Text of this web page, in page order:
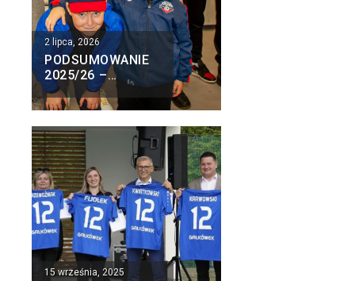
2 lipca, 2026
PODSUMOWANIE
2025/26 –
SENIORZY I
DRUŻYNA
15 września, 2025